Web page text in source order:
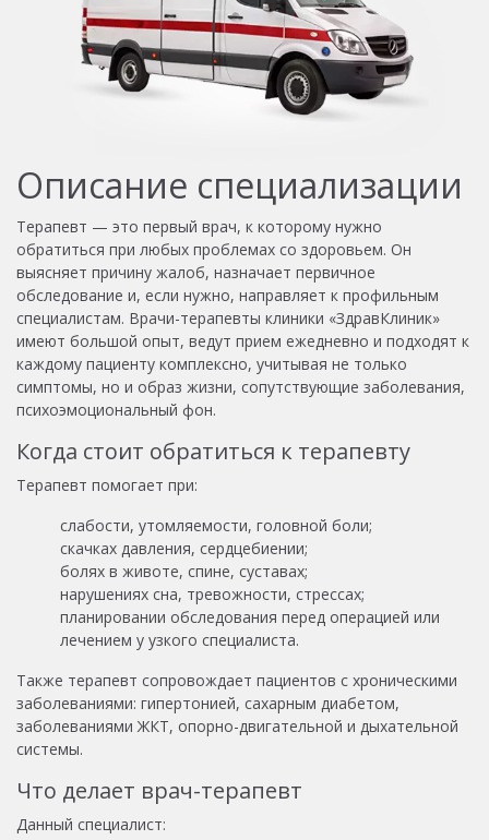
Описание специализации
Терапевт — это первый врач, к которому нужно
обратиться при любых проблемах со здоровьем. Он
выясняет причину жалоб, назначает первичное
обследование и, если нужно, направляет к профильным
специалистам. Врачи-терапевты клиники «ЗдравКлиник»
имеют большой опыт, ведут прием ежедневно и подходят к
каждому пациенту комплексно, учитывая не только
симптомы, но и образ жизни, сопутствующие заболевания,
психоэмоциональный фон.
Когда стоит обратиться к терапевту
Терапевт помогает при:
слабости, утомляемости, головной боли;
скачках давления, сердцебиении;
болях в животе, спине, суставах;
нарушениях сна, тревожности, стрессах;
планировании обследования перед операцией или
лечением у узкого специалиста.
Также терапевт сопровождает пациентов с хроническими
заболеваниями: гипертонией, сахарным диабетом,
заболеваниями ЖКТ, опорно-двигательной и дыхательной
системы.
Что делает врач-терапевт
Данный специалист: